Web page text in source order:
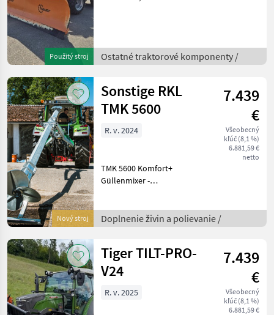
Použitý stroj Ostatné traktorové komponenty /
Nový stroj
Sonstige RKL
TMK 5600
7.439
€
Všeobecný
kľúč (8,1 %)
6.881,59 €
netto
R. v. 2024
TMK 5600 Komfort+
Güllenmixer -
- starkes Holzlager - zwei
Neigungszylindern - Knick
Folges
Doplnenie živin a polievanie /
Tiger TILT-PRO-
V24
7.439
€
Všeobecný
kľúč (8,1 %)
6.881,59 €
R. v. 2025